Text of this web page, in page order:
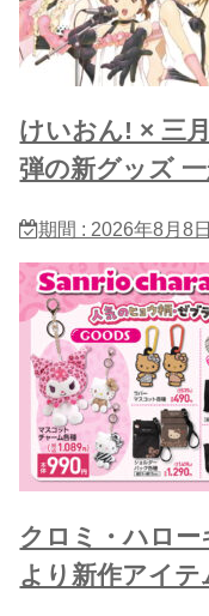
けいおん! × 三
弾の新グッズ
期間 : 2026年8月8
クロミ・ハロ
より新作アイテ